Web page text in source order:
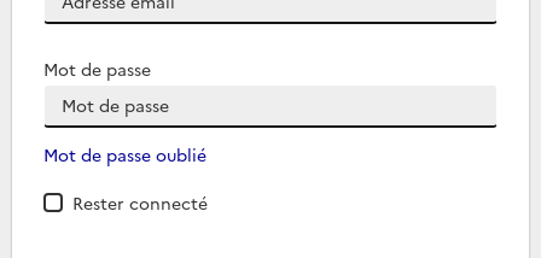
Mot de passe
Mot de passe oublié
Rester connecté